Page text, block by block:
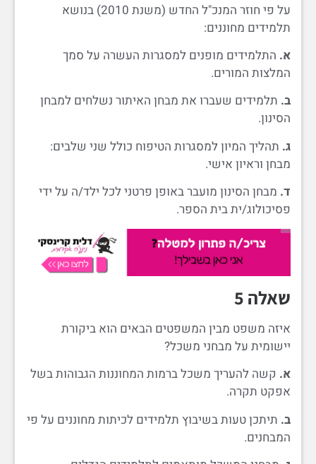
על פי חוזר המנכ"ל החדש (משנת 2010) בנושא
תלמידים מחוננים:
א. התלמידים מופנים למסגרות העשרה על סמך
המלצות המורים.
ב. תלמידים שעברו את מבחן האיתור נשלחים למבחן
הסינון.
ג. תהליך המיון למסגרות הטיפוח כולל שני שלבים:
מבחן וראיון אישי.
ד. מבחן הסינון מועבר באופן פרטני לכל ילד/ה על ידי
פסיכולוג/ית בית הספר.
שאלה 5
איזה משפט מבין המשפטים הבאים הוא ביקורת
יישומית על מבחני משכל?
א. קשה להעריך משכל ברמות המחוננות הגבוהות בשל
אפקט תקרה.
ב. תיתכן טעות בשיבוץ תלמידים לכיתות מחוננים על פי
המבחנים.